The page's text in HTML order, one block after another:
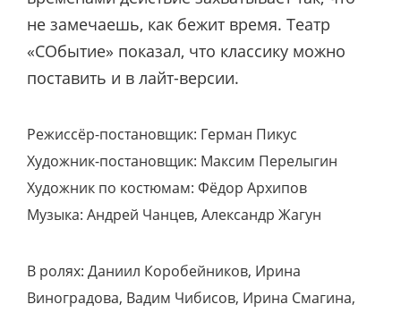
не замечаешь, как бежит время. Театр
«СОбытие» показал, что классику можно
поставить и в лайт-версии.
Режиссёр-постановщик: Герман Пикус
Художник-постановщик: Максим Перелыгин
Художник по костюмам: Фёдор Архипов
Музыка: Андрей Чанцев, Александр Жагун
В ролях: Даниил Коробейников, Ирина
Виноградова, Вадим Чибисов, Ирина Смагина,